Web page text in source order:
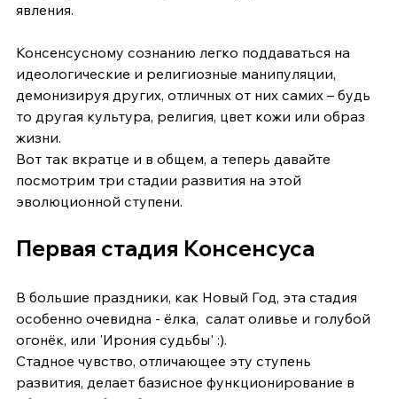
явления.
Консенсусному сознанию легко поддаваться на
идеологические и религиозные манипуляции,
демонизируя других, отличных от них самих – будь
то другая культура, религия, цвет кожи или образ
жизни.
Вот так вкратце и в общем, а теперь давайте
посмотрим три стадии развития на этой
эволюционной ступени.
Первая стадия Консенсуса
В большие праздники, как Новый Год, эта стадия
особенно очевидна - ёлка,  салат оливье и голубой
огонёк, или 'Ирония судьбы' :).
Стадное чувство, отличающее эту ступень
развития, делает базисное функционирование в